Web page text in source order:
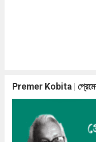
Premer Kobita |